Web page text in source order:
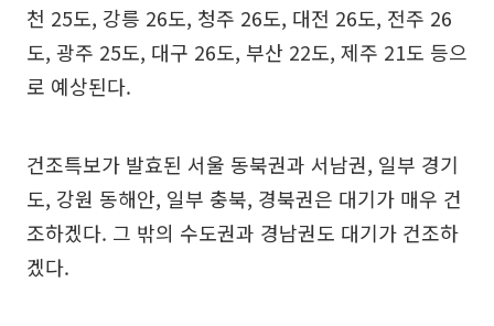
천 25도, 강릉 26도, 청주 26도, 대전 26도, 전주 26
도, 광주 25도, 대구 26도, 부산 22도, 제주 21도 등으
로 예상된다.
건조특보가 발효된 서울 동북권과 서남권, 일부 경기
도, 강원 동해안, 일부 충북, 경북권은 대기가 매우 건
조하겠다. 그 밖의 수도권과 경남권도 대기가 건조하
겠다.